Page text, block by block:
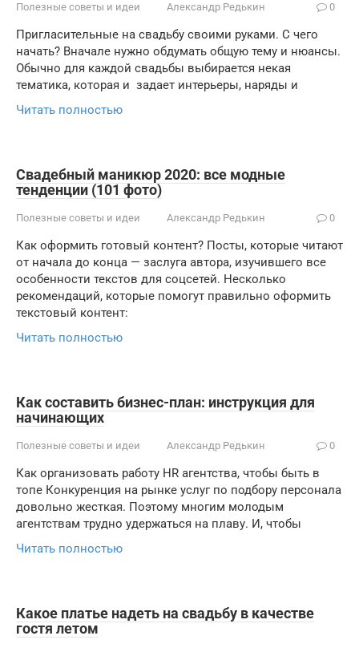
Полезные советы и идеи Александр Редькин 0
Пригласительные на свадьбу своими руками. С чего
начать? Вначале нужно обдумать общую тему и нюансы.
Обычно для каждой свадьбы выбирается некая
тематика, которая и задает интерьеры, наряды и
Читать полностью
Свадебный маникюр 2020: все модные
тенденции (101 фото)
Полезные советы и идеи Александр Редькин 0
Как оформить готовый контент? Посты, которые читают
от начала до конца — заслуга автора, изучившего все
особенности текстов для соцсетей. Несколько
рекомендаций, которые помогут правильно оформить
текстовый контент:
Читать полностью
Как составить бизнес-план: инструкция для
начинающих
Полезные советы и идеи Александр Редькин 0
Как организовать работу HR агентства, чтобы быть в
топе Конкуренция на рынке услуг по подбору персонала
довольно жесткая. Поэтому многим молодым
агентствам трудно удержаться на плаву. И, чтобы
Читать полностью
Какое платье надеть на свадьбу в качестве
гостя летом